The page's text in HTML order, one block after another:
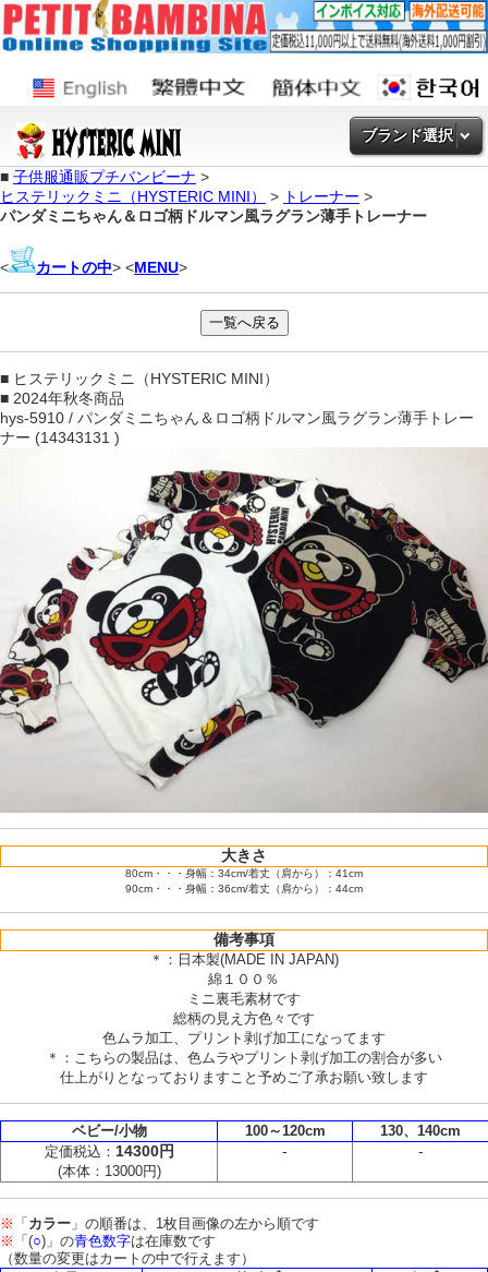
ブランド選択
■ 子供服通販プチバンビーナ >
ヒステリックミニ（HYSTERIC MINI）
> トレーナー >
パンダミニちゃん＆ロゴ柄ドルマン風ラグラン薄手トレーナー
< カートの中> <MENU>
■ ヒステリックミニ（HYSTERIC MINI）
■ 2024年秋冬商品
hys-5910 / パンダミニちゃん＆ロゴ柄ドルマン風ラグラン薄手トレー
ナー (14343131 )
大きさ
80cm・・・身幅：34cm/着丈（肩から）：41cm
90cm・・・身幅：36cm/着丈（肩から）：44cm
備考事項
＊：日本製(MADE IN JAPAN)
綿１００％
ミニ裏毛素材です
総柄の見え方色々です
色ムラ加工、プリント剥げ加工になってます
＊：こちらの製品は、色ムラやプリント剥げ加工の割合が多い
仕上がりとなっておりますこと予めご了承お願い致します
ベビー/小物 100～120cm
130、140cm
定価税込： 14300円
(本体：13000円)
- -
※ 「カラー 」の順番は、1枚目画像の左から順です
※ 「(○)」の青色数字は在庫数です
（数量の変更はカートの中で行えます）